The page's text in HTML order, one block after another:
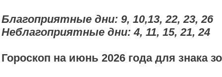
Благоприятные дни: 9, 10,13, 22, 23, 26
Неблагоприятные дни: 4, 11, 15, 21, 24
Гороскоп на июнь 2026 года для знака